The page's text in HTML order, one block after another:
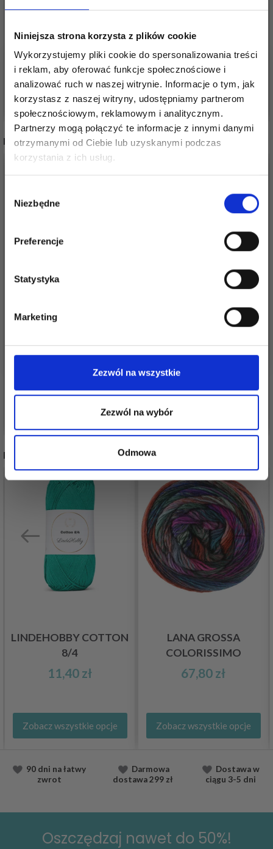
Niniejsza strona korzysta z plików cookie
Wykorzystujemy pliki cookie do spersonalizowania treści
i reklam, aby oferować funkcje społecznościowe i
analizować ruch w naszej witrynie. Informacje o tym, jak
korzystasz z naszej witryny, udostępniamy partnerom
społecznościowym, reklamowym i analitycznym.
Partnerzy mogą połączyć te informacje z innymi danymi
otrzymanymi od Ciebie lub uzyskanymi podczas
korzystania z ich usług.
zgody
Niezbędne
Preferencje
Statystyka
Marketing
Zezwól na wszystkie
Zezwól na wybór
Odmowa
MATEMATYKA
ELEMENTÓW
12,75 zł
Okazja 12/08/2026
Dodaj do koszyka
30,45 zł
Okazja 12/08/2026
Dodaj do koszyka
INNI TEŻ WIDZIELI
DROPS BRUSHED
12,60 zł
Zobacz wszystkie opcje
DROPS MUSKAT
8,70 zł
Zobacz wszystkie opcje
POLECANE DLA CIEBIE
LINDEHOBBY COTTON
8/4
11,40 zł
Zobacz wszystkie opcje
LANA GROSSA
COLORISSIMO
67,80 zł
Zobacz wszystkie opcje
90 dni na łatwy
zwrot
Darmowa
dostawa299 zł
Dostawaw
ciągu 3-5 dni
Oszczędzaj nawet do 50%!
Oszczędź nawet do 50%
miłośników włóczek i uzyskaj wyłączny
dostęp do inspirujących wzorów na druty i